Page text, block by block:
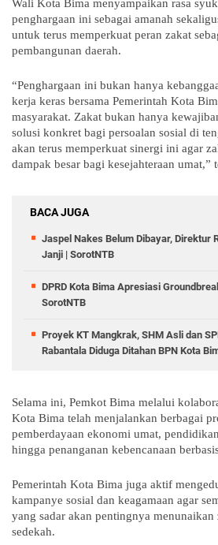
Wali Kota Bima menyampaikan rasa
penghargaan ini sebagai amanah
untuk terus memperkuat peran zakat
pembangunan daerah.
“Penghargaan ini bukan hanya
kerja keras bersama Pemerintah Kota
masyarakat. Zakat bukan hanya
solusi konkret bagi persoalan sosial di
akan terus memperkuat sinergi ini agar
dampak besar bagi kesejahteraan umat,”
BACA JUGA
Jaspel Nakes Belum Dibayar, Direktur
Janji | SorotNTB
DPRD Kota Bima Apresiasi
SorotNTB
Proyek KT Mangkrak, SHM Asli dan
Rabantala Diduga Ditahan BPN Kota
Selama ini, Pemkot Bima melalui
Kota Bima telah menjalankan berbagai
pemberdayaan ekonomi umat,
hingga penanganan kebencanaan
Pemerintah Kota Bima juga aktif
kampanye sosial dan keagamaan agar
yang sadar akan pentingnya
sedekah.